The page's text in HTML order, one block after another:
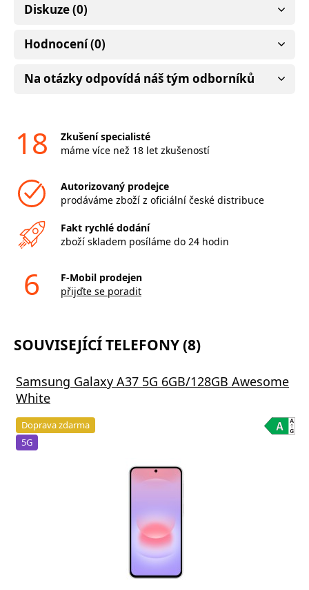
Diskuze (0)
Hodnocení (0)
Na otázky odpovídá náš tým odborníků
18
Zkušení specialisté
máme více než 18 let zkušeností
Autorizovaný prodejce
prodáváme zboží z oficiální české distribuce
Fakt rychlé dodání
zboží skladem posíláme do 24 hodin
6
F-Mobil prodejen
přijďte se poradit
SOUVISEJÍCÍ TELEFONY (8)
Samsung Galaxy A37 5G 6GB/128GB Awesome
White
Doprava zdarma
5G